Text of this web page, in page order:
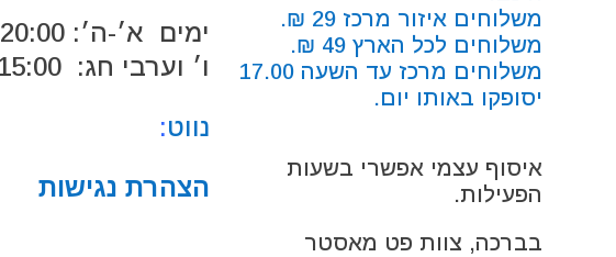
ימים א׳-ה׳: 10:30-20:00
ו׳ וערבי חג: 09:30-15:00
נווט:
הצהרת נגישות
משלוחים איזור מרכז 29 ₪.
משלוחים לכל הארץ 49 ₪.
משלוחים מרכז עד השעה 17.00
יסופקו באותו יום.
איסוף עצמי אפשרי בשעות
הפעילות.
בברכה, צוות פט מאסטר